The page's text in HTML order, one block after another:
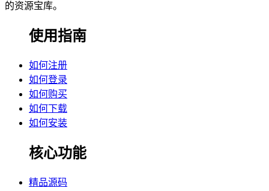
的资源宝库。
使用指南
如何注册
如何登录
如何购买
如何下载
如何安装
核心功能
精品源码